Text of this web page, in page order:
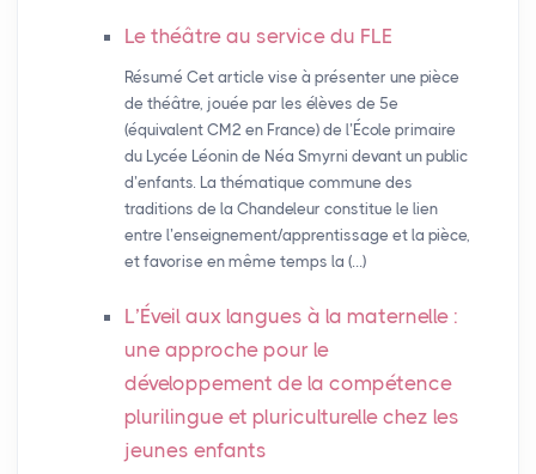
Le théâtre au service du FLE
Résumé Cet article vise à présenter une pièce
de théâtre, jouée par les élèves de 5e
(équivalent CM2 en France) de l’École primaire
du Lycée Léonin de Néa Smyrni devant un public
d’enfants. La thématique commune des
traditions de la Chandeleur constitue le lien
entre l’enseignement/apprentissage et la pièce,
et favorise en même temps la (…)
L’Éveil aux langues à la maternelle :
une approche pour le
développement de la compétence
plurilingue et pluriculturelle chez les
jeunes enfants